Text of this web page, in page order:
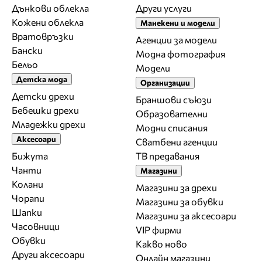
Дънкови облекла
Кожени облекла
Вратовръзки
Бански
Бельо
Детска мода
Детски дрехи
Бебешки дрехи
Младежки дрехи
Аксесоари
Бижута
Чанти
Колани
Чорапи
Шапки
Часовници
Обувки
Други аксесоари
Други услуги
Манекени и модели
Агенции за модели
Модна фотография
Модели
Организации
Браншови съюзи
Образователни
Модни списания
Сватбени агенции
ТВ предавания
Магазини
Магазини за дрехи
Магазини за обувки
Магазини за aксесоари
VIP фирми
Какво ново
Онлайн магазини